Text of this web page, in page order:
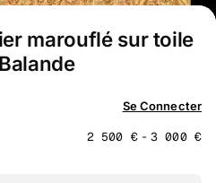
marouflé sur toile
Se Connecter
2 500 €-3 000 €